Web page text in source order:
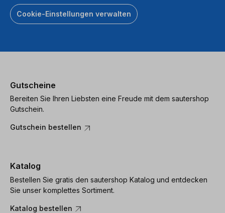
Cookie-Einstellungen verwalten
Gutscheine
Bereiten Sie Ihren Liebsten eine Freude mit dem sautershop
Gutschein.
Gutschein bestellen
Katalog
Bestellen Sie gratis den sautershop Katalog und entdecken
Sie unser komplettes Sortiment.
Katalog bestellen